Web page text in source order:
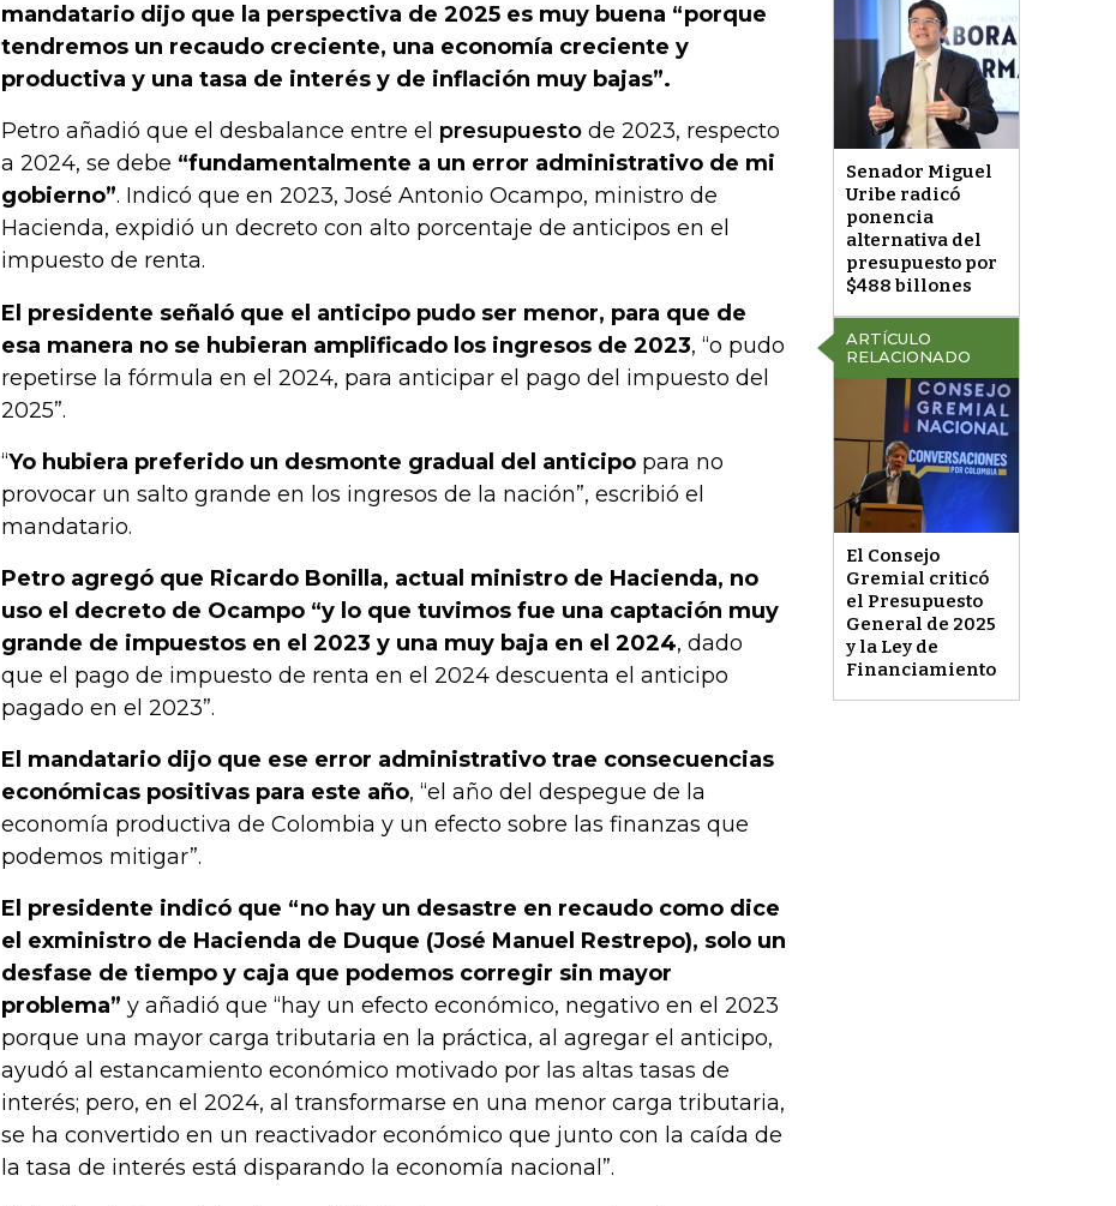
Senador Miguel
Uribe radicó
ponencia
alternativa del
presupuesto por
$488 billones
mandatario dijo que la perspectiva de 2025 es muy buena “porque
tendremos un recaudo creciente, una economía creciente y
productiva y una tasa de interés y de inflación muy bajas”.
ARTÍCULO
RELACIONADO
El Consejo
Gremial criticó
el Presupuesto
General de 2025
y la Ley de
Financiamiento
Petro añadió que el desbalance entre el presupuesto de 2023, respecto
a 2024, se debe “fundamentalmente a un error administrativo de mi
gobierno”. Indicó que en 2023, José Antonio Ocampo, ministro de
Hacienda, expidió un decreto con alto porcentaje de anticipos en el
impuesto de renta.
El presidente señaló que el anticipo pudo ser menor, para que de
esa manera no se hubieran amplificado los ingresos de 2023, “o pudo
repetirse la fórmula en el 2024, para anticipar el pago del impuesto del
2025”.
“Yo hubiera preferido un desmonte gradual del anticipo para no
provocar un salto grande en los ingresos de la nación”, escribió el
mandatario.
Petro agregó que Ricardo Bonilla, actual ministro de Hacienda, no
uso el decreto de Ocampo “y lo que tuvimos fue una captación muy
grande de impuestos en el 2023 y una muy baja en el 2024, dado
que el pago de impuesto de renta en el 2024 descuenta el anticipo
pagado en el 2023”.
El mandatario dijo que ese error administrativo trae consecuencias
económicas positivas para este año, “el año del despegue de la
economía productiva de Colombia y un efecto sobre las finanzas que
podemos mitigar”.
El presidente indicó que “no hay un desastre en recaudo como dice
el exministro de Hacienda de Duque (José Manuel Restrepo), solo un
desfase de tiempo y caja que podemos corregir sin mayor
problema” y añadió que “hay un efecto económico, negativo en el 2023
porque una mayor carga tributaria en la práctica, al agregar el anticipo,
ayudó al estancamiento económico motivado por las altas tasas de
interés; pero, en el 2024, al transformarse en una menor carga tributaria,
se ha convertido en un reactivador económico que junto con la caída de
la tasa de interés está disparando la economía nacional”.